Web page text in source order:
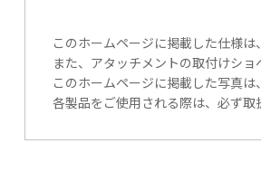
このホームページに掲載した仕様は
また、アタッチメントの取付けシ
このホームページに掲載した写真は
各製品をご使用される際は、必ず取